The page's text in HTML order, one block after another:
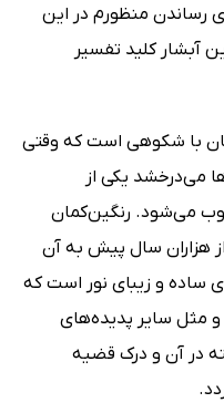
رساندن منظورم در این
آبشار کلید تفسیر
با شکوهی است که وقتی
می‌درخشد یکی از
می‌شود. رنگین‌کمان
هزاران سال پیش به آن
ساده و زیبای نور است که
و مثل سایر پدیده‌های
در آن و درک قضیه